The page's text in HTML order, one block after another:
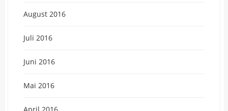
August 2016
Juli 2016
Juni 2016
Mai 2016